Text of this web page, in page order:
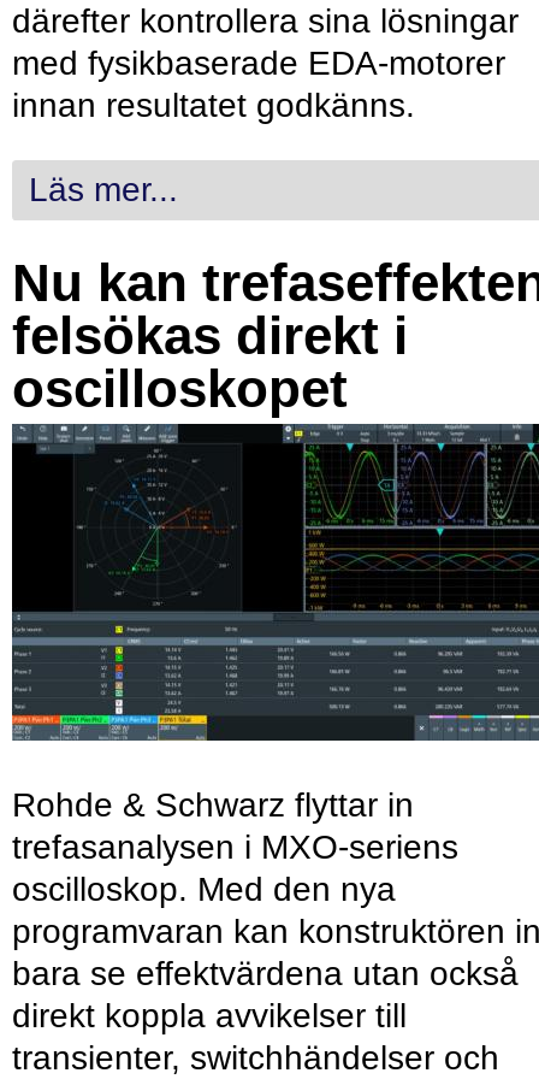
därefter kontrollera sina lösningar
med fysikbaserade EDA-motorer
innan resultatet godkänns.
Läs mer...
Nu kan
felsökas direkt i
oscilloskopet
Rohde & Schwarz flyttar in
trefasanalysen i MXO-seriens
oscilloskop. Med den nya
programvaran kan konstruktören
bara se effektvärdena utan också
direkt koppla avvikelser till
transienter, switchhändelser och